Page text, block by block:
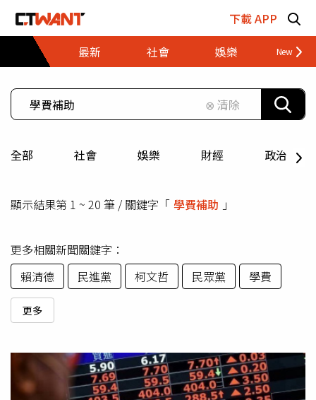
下載 APP
最新
社會 娛樂 財經
⊗ 清除
全部 社會 娛樂 財經 政治
顯示結果第 1 ~ 20 筆 / 關鍵字「 學費補助 」
更多相關新聞關鍵字：
賴清德
民進黨 柯文哲 民眾黨 學費
更多